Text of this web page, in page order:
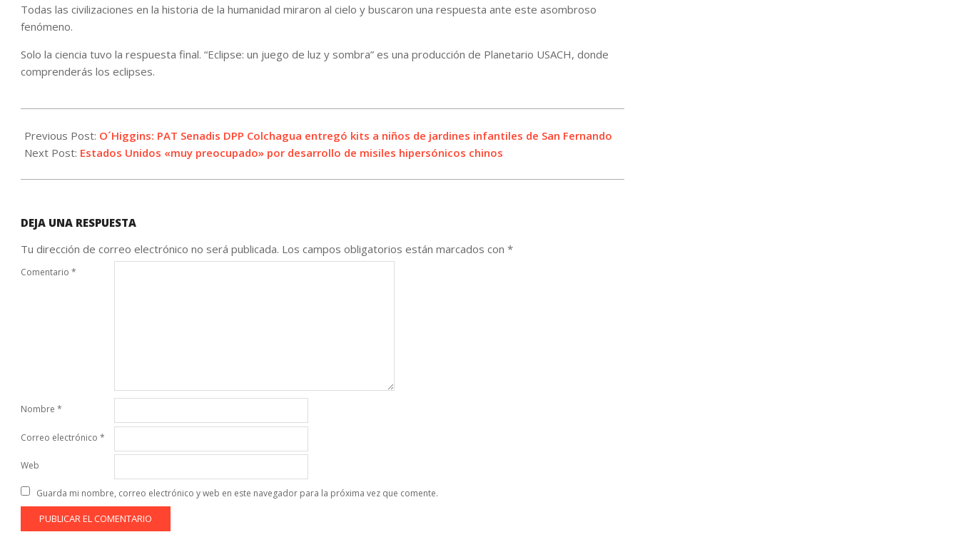
Todas las civilizaciones en la historia de la humanidad miraron al cielo y buscaron una respuesta ante este asombroso
fenómeno.
Solo la ciencia tuvo la respuesta final. “Eclipse: un juego de luz y sombra” es una producción de Planetario USACH, donde
comprenderás los eclipses.
10-
18
Previous Post: O´Higgins: PAT Senadis DPP Colchagua entregó kits a niños de jardines infantiles de San Fernando
Next Post: Estados Unidos «muy preocupado» por desarrollo de misiles hipersónicos chinos
DEJA UNA RESPUESTA
Tu dirección de correo electrónico no será publicada. Los campos obligatorios están marcados con *
Comentario *
Nombre *
Correo electrónico *
Web
Guarda mi nombre, correo electrónico y web en este navegador para la próxima vez que comente.